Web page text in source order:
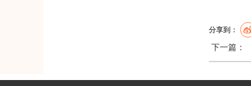
分享到：
下一篇：